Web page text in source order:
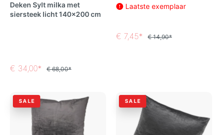
Deken Sylt milka met
siersteek licht 140x200 cm
€ 34,00* € 68,00*
Laatste exemplaar
€ 7,45* € 14,90*
SALE SALE